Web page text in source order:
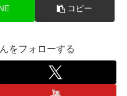
コピー
をフォローする